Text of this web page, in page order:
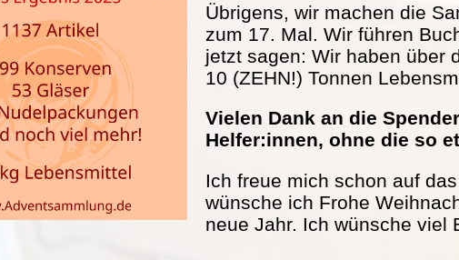
Übrigens, wir machen die
zum 17. Mal. Wir führen
jetzt sagen: Wir haben über
10 (ZEHN!) Tonnen
Vielen Dank an die
Helfer:innen, ohne die so
Ich freue mich schon auf
wünsche ich Frohe
neue Jahr. Ich wünsche viel